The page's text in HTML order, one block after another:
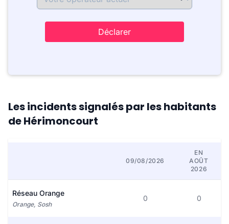
Déclarer
Les incidents signalés par les habitants
de Hérimoncourt
09/08/2026
EN
AOÛT
2026
Réseau Orange
Orange, Sosh
0 0